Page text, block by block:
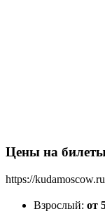
Цены на
https://
Взрослый: от